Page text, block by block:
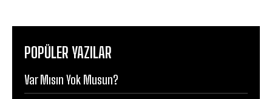
POPÜLER YAZILAR
Var Mısın Yok Musun?